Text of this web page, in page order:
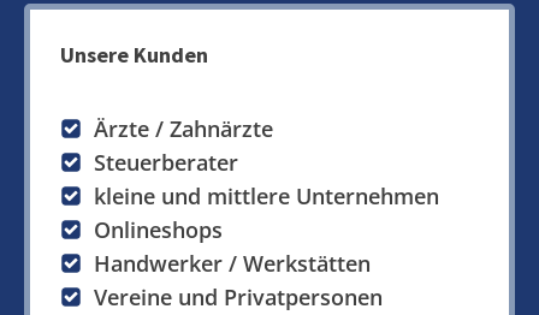
Unsere Kunden
Ärzte / Zahnärzte
Steuerberater
kleine und mittlere Unternehmen
Onlineshops
Handwerker / Werkstätten
Vereine und Privatpersonen